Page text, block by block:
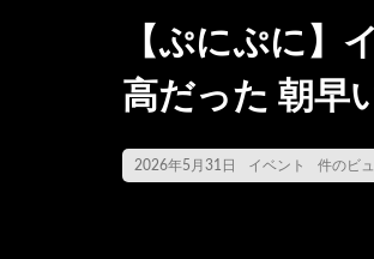
【ぷにぷに】
高だった 朝早
2026年5月31日 イベント 件のビ